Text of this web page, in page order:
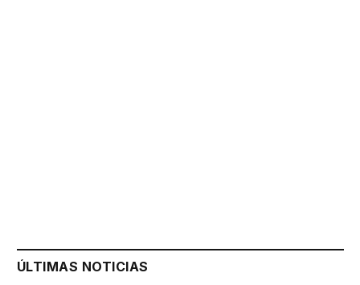
ÚLTIMAS NOTICIAS